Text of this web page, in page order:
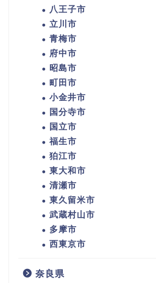
八王子市
立川市
青梅市
府中市
昭島市
町田市
小金井市
国分寺市
国立市
福生市
狛江市
東大和市
清瀬市
東久留米市
武蔵村山市
多摩市
西東京市
奈良県